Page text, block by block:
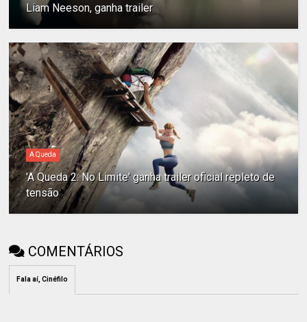
Liam Neeson, ganha trailer
A Queda
'A Queda 2: No Limite' ganha trailer oficial repleto de
tensão
COMENTÁRIOS
Fala aí, Cinéfilo